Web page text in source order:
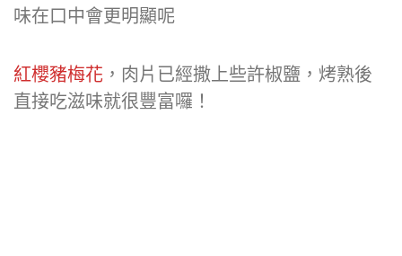
染上軟嫩帶油脂的肉，芝麻葉的微苦讓肉的甜
紅櫻豬梅花，肉片已經撒上些許椒鹽，烤熟後